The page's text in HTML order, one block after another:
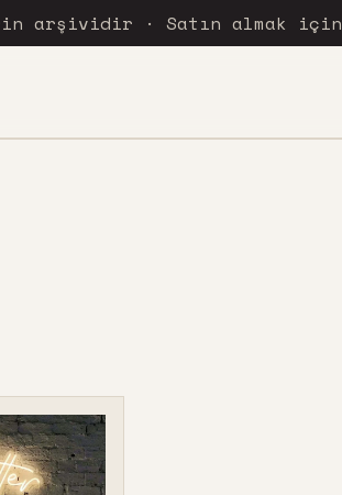
arşividir · Satın almak için